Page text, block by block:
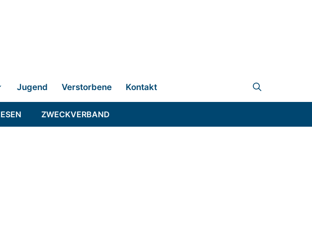
Jugend Verstorbene Kontakt
ZWECKVERBAND